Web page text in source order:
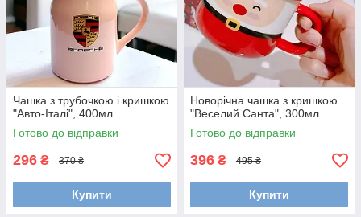
Чашка з трубочкою і кришкою
"Авто-Італі", 400мл
Готово до відправки
296 ₴ 370 ₴
Купити
Новорічна чашка з кришкою
"Веселий Санта", 300мл
Готово до відправки
396 ₴ 495 ₴
Купити